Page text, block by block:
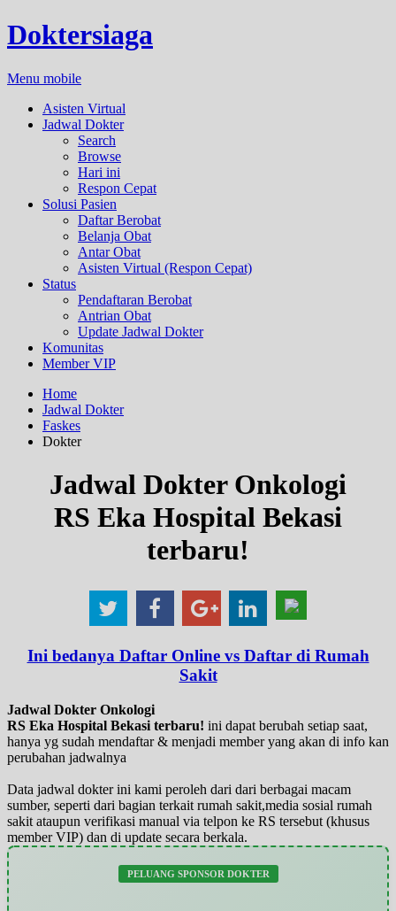
Doktersiaga
Menu mobile
Asisten Virtual
Jadwal Dokter
Search
Browse
Hari ini
Respon Cepat
Solusi Pasien
Daftar Berobat
Belanja Obat
Antar Obat
Asisten Virtual (Respon Cepat)
Status
Pendaftaran Berobat
Antrian Obat
Update Jadwal Dokter
Komunitas
Member VIP
Home
Jadwal Dokter
Faskes
Dokter
Jadwal Dokter Onkologi
RS Eka Hospital Bekasi
terbaru!
Ini bedanya Daftar Online vs Daftar di Rumah
Sakit
Jadwal Dokter Onkologi
RS Eka Hospital Bekasi terbaru! ini dapat berubah setiap saat,
hanya yg sudah mendaftar & menjadi member yang akan di info kan
perubahan jadwalnya
Data jadwal dokter ini kami peroleh dari dari berbagai macam
sumber, seperti dari bagian terkait rumah sakit,media sosial rumah
sakit ataupun verifikasi manual via telpon ke RS tersebut (khusus
member VIP) dan di update secara berkala.
PELUANG SPONSOR DOKTER